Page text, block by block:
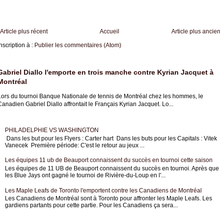
Article plus récent Article plus ancien
Accueil
à : Publier les commentaires (Atom)
Diallo l'emporte en trois manche contre Kyrian Jacquet à
du tournoi Banque Nationale de tennis de Montréal chez les hommes, le
Gabriel Diallo affrontait le Français Kyrian Jacquet. Lo...
PHILADELPHIE VS WASHINGTON
Dans les but pour les Flyers : Carter hart Dans les buts pour les Capitals : Vitek
Vanecek Première période: C'est le retour au jeux ...
Les équipes 11 ub de Beauport connaissent du succès en tournoi cette saison
Les équipes de 11 UB de Beauport connaissent du succès en tournoi. Après que
les Blue Jays ont gagné le tournoi de Rivière-du-Loup en l'...
Les Maple Leafs de Toronto l'emportent contre les Canadiens de Montréal
Les Canadiens de Montréal sont à Toronto pour affronter les Maple Leafs. Les
gardiens partants pour cette partie. Pour les Canadiens ça sera...